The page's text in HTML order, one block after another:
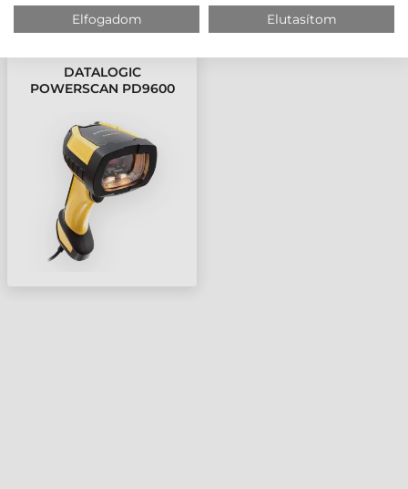
LEGUTÓBB MEGTEKINTETT TERMÉKEK
DATALOGIC
POWERSCAN PD9600
Elfogadom Elutasítom